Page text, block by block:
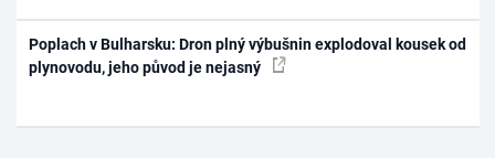
Poplach v Bulharsku: Dron plný výbušnin explodoval kousek od
plynovodu, jeho původ je nejasný